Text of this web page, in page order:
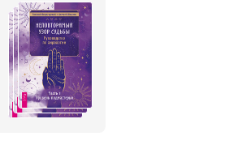
Евгений Острогорский